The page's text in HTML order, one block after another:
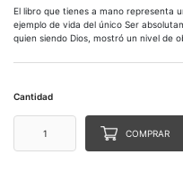
El libro que tienes a mano representa
ejemplo de vida del único Ser
quien siendo Dios, mostró un nivel de
Cantidad
COMPRAR